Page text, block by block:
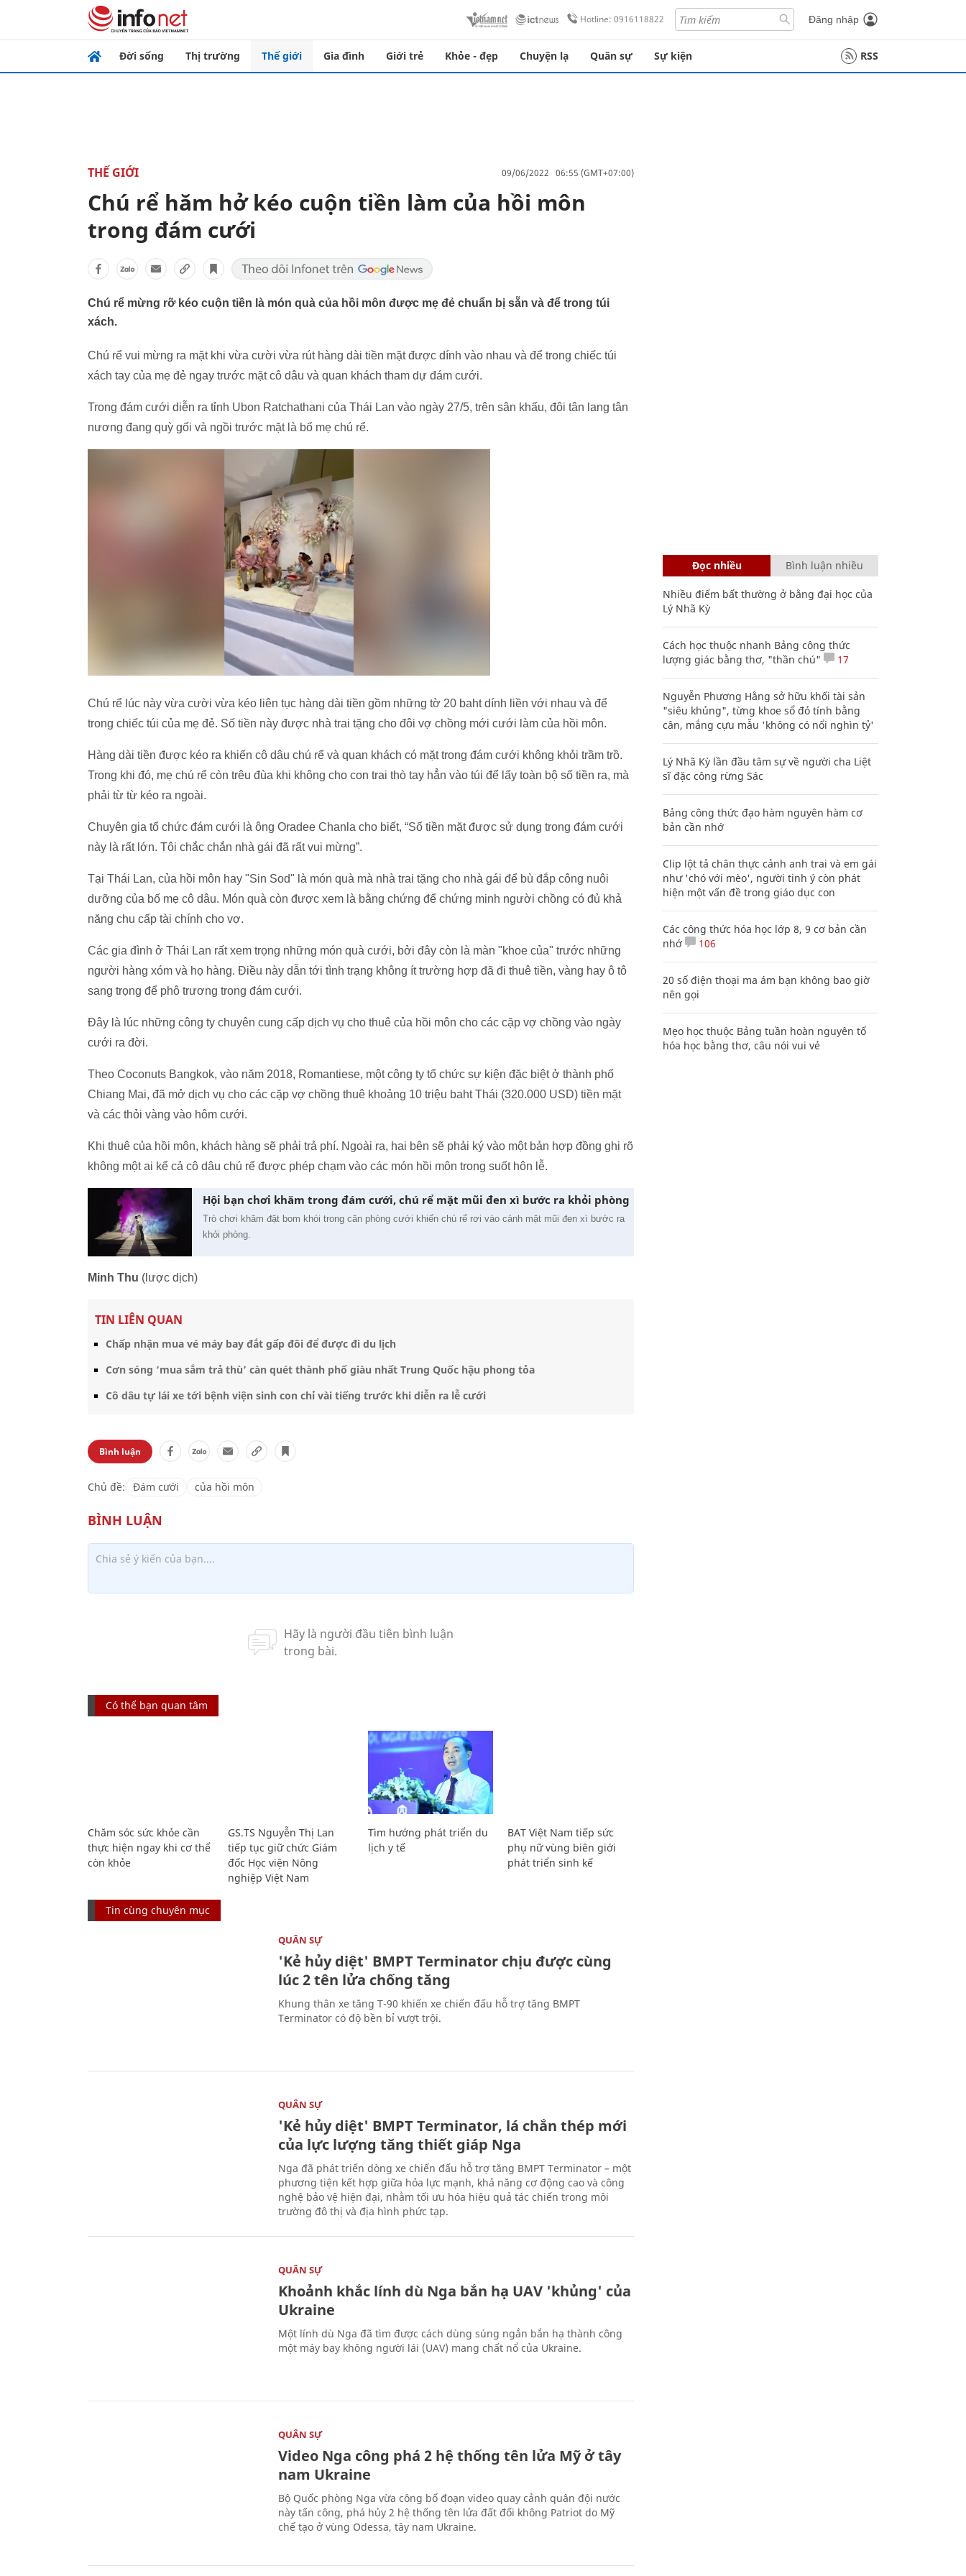
Hotline: 0916118822 Đăng nhập
Đời sống Thị trường Thế giới Gia đình Giới trẻ Khỏe - đẹp Chuyện lạ Quân sự Sự kiện RSS
THẾ GIỚI 09/06/2022 06:55 (GMT+07:00)
Chú rể hăm hở kéo cuộn tiền làm của hồi môn
trong đám cưới
Chú rể mừng rỡ kéo cuộn tiền là món quà của hồi môn được mẹ đẻ chuẩn bị sẵn và để trong túi
xách.
Chú rể vui mừng ra mặt khi vừa cười vừa rút hàng dài tiền mặt được dính vào nhau và để trong chiếc túi
xách tay của mẹ đẻ ngay trước mặt cô dâu và quan khách tham dự đám cưới.
Trong đám cưới diễn ra tỉnh Ubon Ratchathani của Thái Lan vào ngày 27/5, trên sân khấu, đôi tân lang tân
nương đang quỳ gối và ngồi trước mặt là bố mẹ chú rể.
Chú rể lúc này vừa cười vừa kéo liên tục hàng dài tiền gồm những tờ 20 baht dính liền với nhau và để
trong chiếc túi của mẹ đẻ. Số tiền này được nhà trai tặng cho đôi vợ chồng mới cưới làm của hồi môn.
Hàng dài tiền được kéo ra khiến cô dâu chú rể và quan khách có mặt trong đám cưới không khỏi trầm trồ.
Trong khi đó, mẹ chú rể còn trêu đùa khi không cho con trai thò tay hẳn vào túi để lấy toàn bộ số tiền ra, mà
phải từ từ kéo ra ngoài.
Chuyên gia tổ chức đám cưới là ông Oradee Chanla cho biết, “Số tiền mặt được sử dụng trong đám cưới
này là rất lớn. Tôi chắc chắn nhà gái đã rất vui mừng”.
Tại Thái Lan, của hồi môn hay "Sin Sod" là món quà mà nhà trai tặng cho nhà gái để bù đắp công nuôi
dưỡng của bố mẹ cô dâu. Món quà còn được xem là bằng chứng để chứng minh người chồng có đủ khả
năng chu cấp tài chính cho vợ.
Các gia đình ở Thái Lan rất xem trọng những món quà cưới, bởi đây còn là màn "khoe của" trước những
người hàng xóm và họ hàng. Điều này dẫn tới tình trạng không ít trường hợp đã đi thuê tiền, vàng hay ô tô
sang trọng để phô trương trong đám cưới.
Đây là lúc những công ty chuyên cung cấp dịch vụ cho thuê của hồi môn cho các cặp vợ chồng vào ngày
cưới ra đời.
Theo Coconuts Bangkok, vào năm 2018, Romantiese, một công ty tổ chức sự kiện đặc biệt ở thành phố
Chiang Mai, đã mở dịch vụ cho các cặp vợ chồng thuê khoảng 10 triệu baht Thái (320.000 USD) tiền mặt
và các thỏi vàng vào hôm cưới.
Khi thuê của hồi môn, khách hàng sẽ phải trả phí. Ngoài ra, hai bên sẽ phải ký vào một bản hợp đồng ghi rõ
không một ai kể cả cô dâu chú rể được phép chạm vào các món hồi môn trong suốt hôn lễ.
Hội bạn chơi khăm trong đám cưới, chú rể mặt mũi đen xì bước ra khỏi phòng
Trò chơi khăm đặt bom khói trong căn phòng cưới khiến chú rể rơi vào cảnh mặt mũi đen xì bước ra
khỏi phòng.
Minh Thu (lược dịch)
TIN LIÊN QUAN
Chấp nhận mua vé máy bay đắt gấp đôi để được đi du lịch
Cơn sóng ‘mua sắm trả thù’ càn quét thành phố giàu nhất Trung Quốc hậu phong tỏa
Cô dâu tự lái xe tới bệnh viện sinh con chỉ vài tiếng trước khi diễn ra lễ cưới
Bình luận
Chủ đề: Đám cưới của hồi môn
Có thể bạn quan tâm
Chăm sóc sức khỏe cần
thực hiện ngay khi cơ thể
còn khỏe
GS.TS Nguyễn Thị Lan
tiếp tục giữ chức Giám
đốc Học viện Nông
nghiệp Việt Nam
Tìm hướng phát triển du
lịch y tế
BAT Việt Nam tiếp sức
phụ nữ vùng biên giới
phát triển sinh kế
Tin cùng chuyên mục
QUÂN SỰ
'Kẻ hủy diệt' BMPT Terminator chịu được cùng
lúc 2 tên lửa chống tăng
Khung thân xe tăng T-90 khiến xe chiến đấu hỗ trợ tăng BMPT
Terminator có độ bền bỉ vượt trội.
QUÂN SỰ
'Kẻ hủy diệt' BMPT Terminator, lá chắn thép mới
của lực lượng tăng thiết giáp Nga
Nga đã phát triển dòng xe chiến đấu hỗ trợ tăng BMPT Terminator – một
phương tiện kết hợp giữa hỏa lực mạnh, khả năng cơ động cao và công
nghệ bảo vệ hiện đại, nhằm tối ưu hóa hiệu quả tác chiến trong môi
trường đô thị và địa hình phức tạp.
QUÂN SỰ
Khoảnh khắc lính dù Nga bắn hạ UAV 'khủng' của
Ukraine
Một lính dù Nga đã tìm được cách dùng súng ngắn bắn hạ thành công
một máy bay không người lái (UAV) mang chất nổ của Ukraine.
QUÂN SỰ
Video Nga công phá 2 hệ thống tên lửa Mỹ ở tây
nam Ukraine
Bộ Quốc phòng Nga vừa công bố đoạn video quay cảnh quân đội nước
này tấn công, phá hủy 2 hệ thống tên lửa đất đối không Patriot do Mỹ
chế tạo ở vùng Odessa, tây nam Ukraine.
Đọc nhiều Bình luận nhiều
Nhiều điểm bất thường ở bằng đại học của
Lý Nhã Kỳ
Cách học thuộc nhanh Bảng công thức
lượng giác bằng thơ, "thần chú"
17
Nguyễn Phương Hằng sở hữu khối tài sản
"siêu khủng", từng khoe sổ đỏ tính bằng
cân, mắng cựu mẫu 'không có nổi nghìn tỷ'
Lý Nhã Kỳ lần đầu tâm sự về người cha Liệt
sĩ đặc công rừng Sác
Bảng công thức đạo hàm nguyên hàm cơ
bản cần nhớ
Clip lột tả chân thực cảnh anh trai và em gái
như 'chó với mèo', người tinh ý còn phát
hiện một vấn đề trong giáo dục con
Các công thức hóa học lớp 8, 9 cơ bản cần
nhớ
106
20 số điện thoại ma ám bạn không bao giờ
nên gọi
Mẹo học thuộc Bảng tuần hoàn nguyên tố
hóa học bằng thơ, câu nói vui vẻ